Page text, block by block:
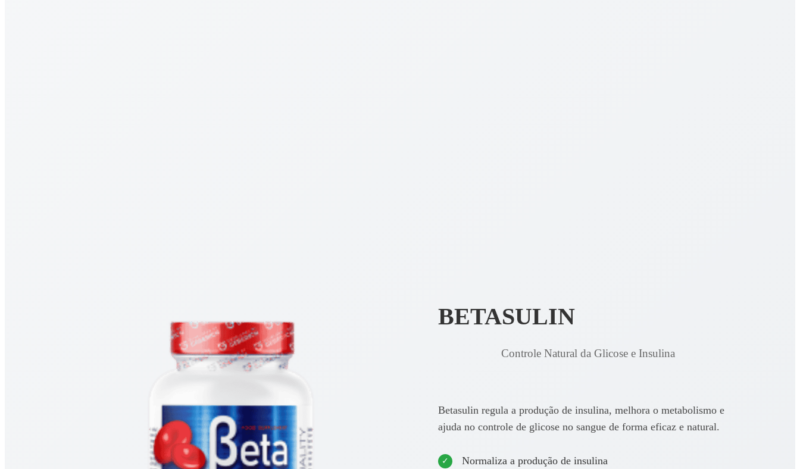
BETASULIN
Controle Natural da Glicose e Insulina
Betasulin regula a produção de insulina, melhora o metabolismo e
ajuda no controle de glicose no sangue de forma eficaz e natural.
Normaliza a produção de insulina